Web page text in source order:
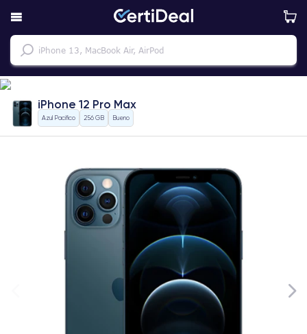
iPhone 12 Pro Max
Azul Pacifico 256 GB Bueno